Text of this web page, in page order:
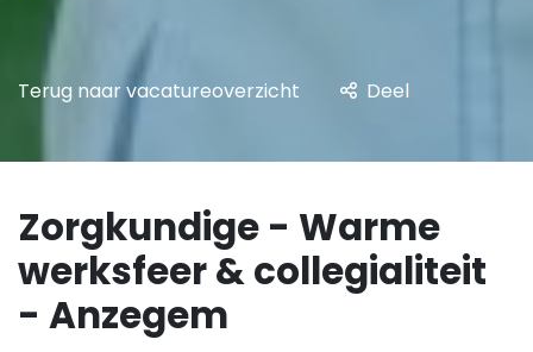
Terug naar vacatureoverzicht Deel
Zorgkundige - Warme
werksfeer & collegialiteit
- Anzegem